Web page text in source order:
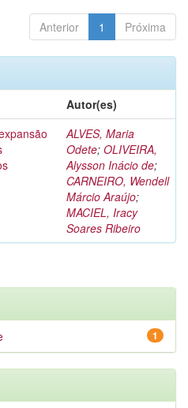
Anterior 1 Próxima
Autor(es)
ALVES, Maria
Odete; OLIVEIRA,
Alysson Inácio de;
CARNEIRO, Wendell
Márcio Araújo;
MACIEL, Iracy
Soares Ribeiro
1